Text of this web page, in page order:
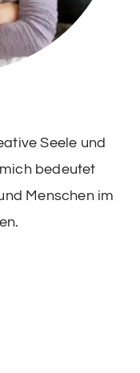
Seele und
bedeutet
Menschen im